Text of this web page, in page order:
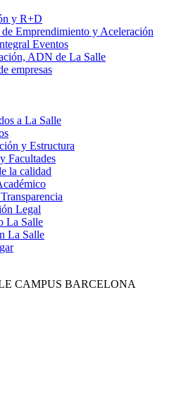
y R+D
Emprendimiento y Aceleración
Eventos
ADN de La Salle
empresas
a La Salle
y Estructura
Facultades
la calidad
Legal
La Salle
La Salle
CAMPUS BARCELONA